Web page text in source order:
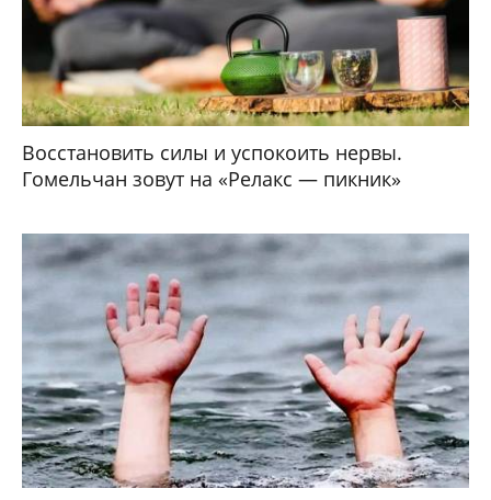
Восстановить силы и успокоить нервы.
Гомельчан зовут на «Релакс — пикник»